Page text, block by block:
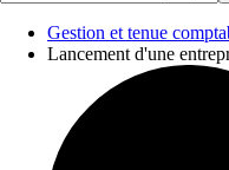
Gestion et tenue
Lancement d'une